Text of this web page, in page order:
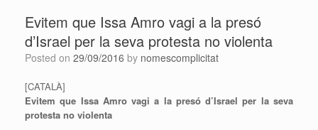
Evitem que Issa Amro vagi a la presó
d’Israel per la seva protesta no violenta
Posted on 29/09/2016 by nomescomplicitat
[CATALÀ]
Evitem que Issa Amro vagi a la presó d’Israel per la seva
protesta no violenta